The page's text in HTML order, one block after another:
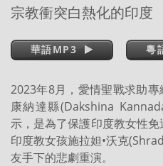
宗教衝突白熱化的印度
華語MP3 粵
2023年8月，愛情聖戰求助
康納達縣(Dakshina
示，是為了保護印度教女性
印度教女孩施拉妲•沃克
友手下的悲劇重演。